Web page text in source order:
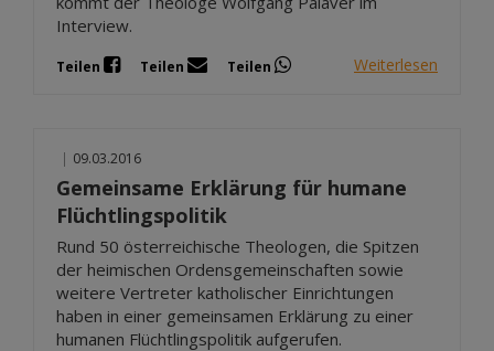
Interview.
Teilen Teilen Teilen Weiterlesen
| 09.03.2016
Gemeinsame Erklärung für humane
Flüchtlingspolitik
Rund 50 österreichische Theologen, die Spitzen
der heimischen Ordensgemeinschaften sowie
weitere Vertreter katholischer Einrichtungen
haben in einer gemeinsamen Erklärung zu einer
humanen Flüchtlingspolitik aufgerufen.